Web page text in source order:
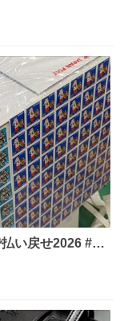
0000…
い戻せ2026 #日